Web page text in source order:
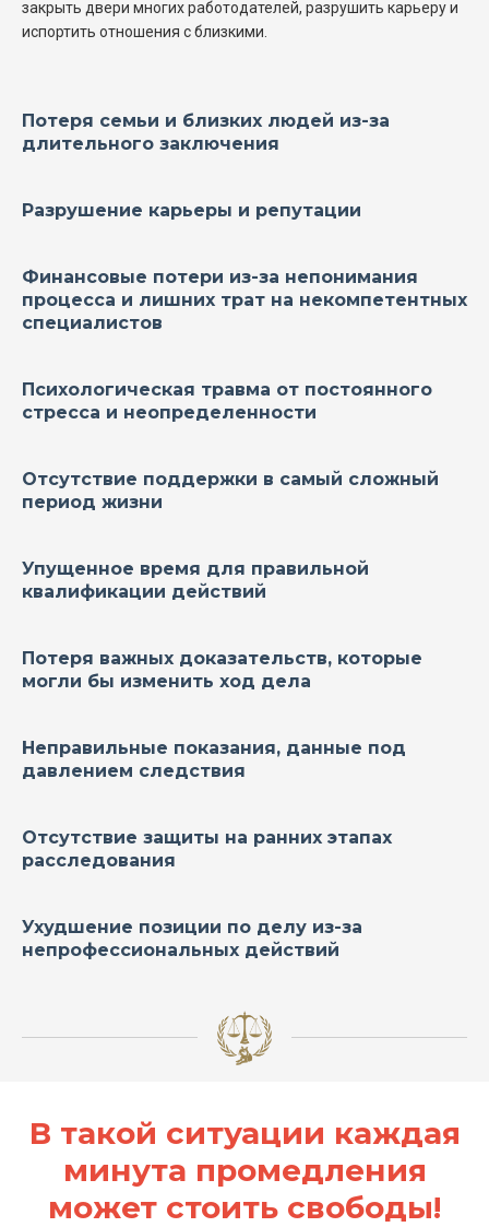
закрыть двери многих работодателей, разрушить карьеру и
испортить отношения с близкими.
Потеря семьи и близких людей из-за
длительного заключения
Разрушение карьеры и репутации
Финансовые потери из-за непонимания
процесса и лишних трат на некомпетентных
специалистов
Психологическая травма от постоянного
стресса и неопределенности
Отсутствие поддержки в самый сложный
период жизни
Упущенное время для правильной
квалификации действий
Потеря важных доказательств, которые
могли бы изменить ход дела
Неправильные показания, данные под
давлением следствия
Отсутствие защиты на ранних этапах
расследования
Ухудшение позиции по делу из-за
непрофессиональных действий
В такой ситуации каждая
минута промедления
может стоить свободы!